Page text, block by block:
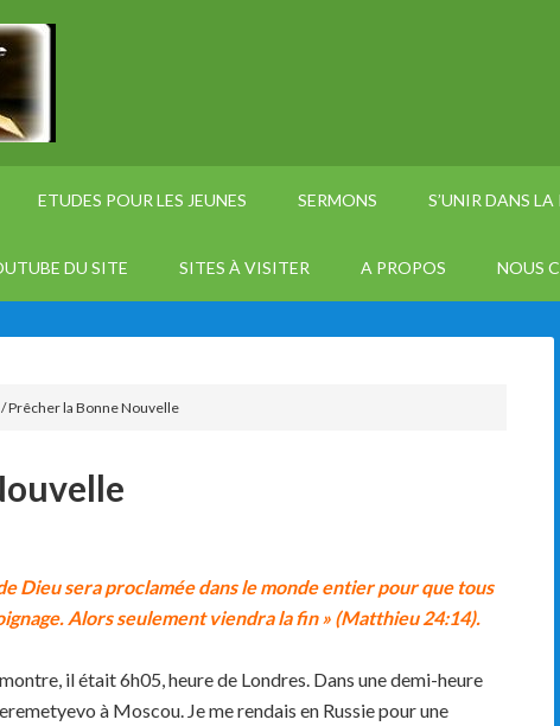
ETUDES POUR LES JEUNES SERMONS S’UNIR DANS LA
DU SITE SITES À VISITER A PROPOS NOUS
/Prêcher la Bonne Nouvelle
Dieu sera proclamée dans le monde entier pour que tous
Alors seulement viendra la fin » (Matthieu 24:14).
il était 6h05, heure de Londres. Dans une demi-heure
à Moscou. Je me rendais en Russie pour une